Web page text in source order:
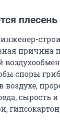
плесень
причина
споры
воздухе,
сырость